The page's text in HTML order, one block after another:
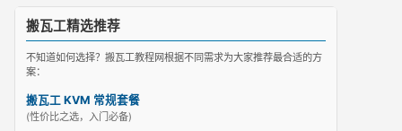
搬瓦工精选推荐
不知道如何选择？搬瓦工教程网根据不同需求为大家推荐最合适的方
案：
搬瓦工 KVM 常规套餐
(性价比之选，入门必备)